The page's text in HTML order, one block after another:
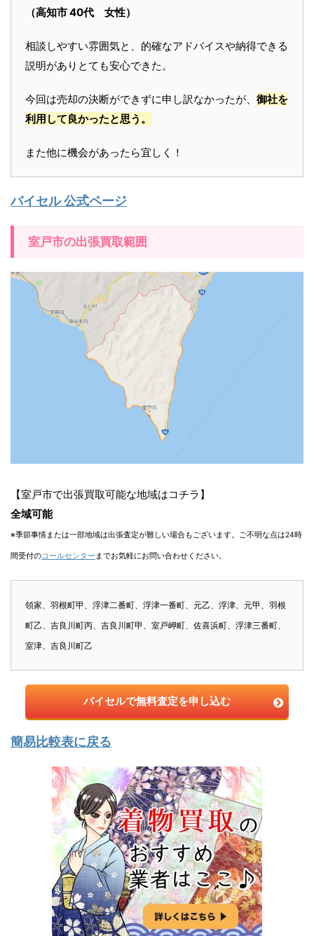
（高知市 40代 女性）
相談しやすい雰囲気と、的確なアドバイスや納得できる
説明がありとても安心できた。
今回は売却の決断ができずに申し訳なかったが、 御社を
利用して良かったと思う。
また他に機会があったら宜しく！
バイセル 公式ページ
室戸市の出張買取範囲
【室戸市で出張買取可能な地域はコチラ】
全域可能
※季節事情または一部地域は出張査定が難しい場合もございます。ご不明な点は24時
間受付のコールセンター までお気軽にお問い合わせください。
領家、羽根町甲、浮津二番町、浮津一番町、元乙、浮津、元甲、羽根
町乙、吉良川町丙、吉良川町甲、室戸岬町、佐喜浜町、浮津三番町、
室津、吉良川町乙
バイセルで無料査定を申し込む
簡易比較表に戻る